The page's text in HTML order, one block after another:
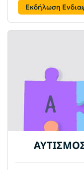
Εκδήλωση